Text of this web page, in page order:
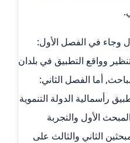
وجاء في الفصل الأول:
وواقع التطبيق في بلدان
أما الفصل الثاني:
رأسمالية الدولة التنموية
الأول والتجربة
الثاني والثالث على